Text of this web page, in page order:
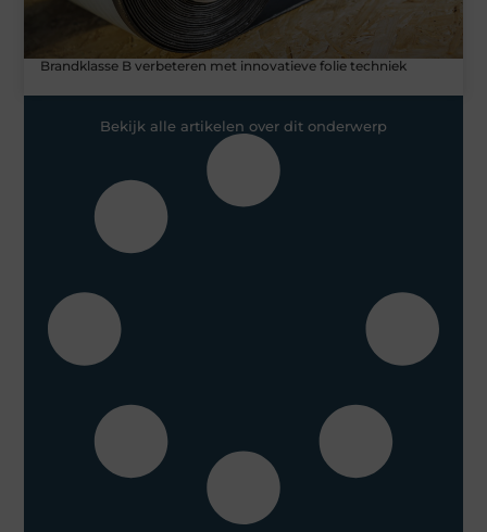
Brandklasse B verbeteren met innovatieve folie techniek
Bekijk alle artikelen over dit onderwerp